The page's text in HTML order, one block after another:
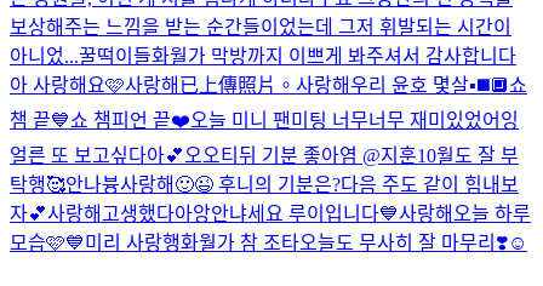
보상해주는 느낌을 받는 순간들이었는데 그저 휘발되는 시간이
아니었...꿀떡이들화월가 막방까지 이쁘게 봐주셔서 감사합니다
아 사랑해요🩷사랑해 已上傳照片。 사랑해우리 윤호 몇살▪️◼️🔲쇼
챔 끝💙쇼 챔피언 끝❤️오늘 미니 팬미팅 너무너무 재미있었어잉
얼른 또 보고싶다아💕 오오티뒤 기분 좋아염 @지훈10월도 잘 부
탁행🥰안나븅사랑해 🙂😉 후니의 기분은?다음 주도 같이 힘내보
자💕사랑해 고생했다아앙안냐세요 루이입니다💙사랑해 오늘 하루
모습🩷💙미리 사랑행화월가 참 조타오늘도 무사히 잘 마무리❣️☺️